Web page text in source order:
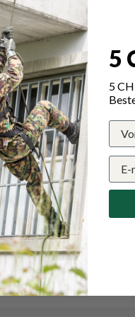
für MFH
Schreiben
5
5